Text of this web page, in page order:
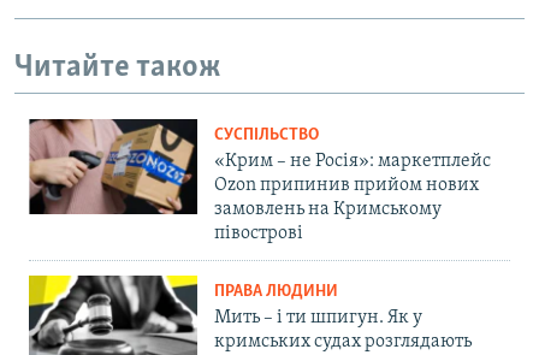
Читайте також
СУСПІЛЬСТВО
«Крим – не Росія»: маркетплейс
Ozon припинив прийом нових
замовлень на Кримському
півострові
ПРАВА ЛЮДИНИ
Мить – і ти шпигун. Як у
кримських судах розглядають